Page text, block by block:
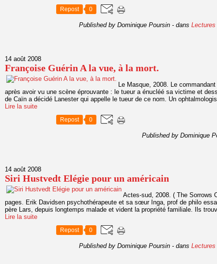
Repost 0
Published by Dominique Poursin - dans
14 août 2008
Françoise Guérin A la vue, à la mort.
Le Masque, 2008. Le
après avoir vu une scène éprouvante : le tueur a énucléé sa victime et
de Caïn a décidé Lanester qui appelle le tueur de ce nom. Un
Lire la suite
Repost 0
Published by Dominique
14 août 2008
Siri Hustvedt Elégie pour un américain
Actes-sud, 2008. ( The Sorrows
pages. Erik Davidsen psychothérapeute et sa sœur Inga, prof de philo
père Lars, depuis longtemps malade et vident la propriété familiale. Ils
Lire la suite
Repost 0
Published by Dominique Poursin - dans